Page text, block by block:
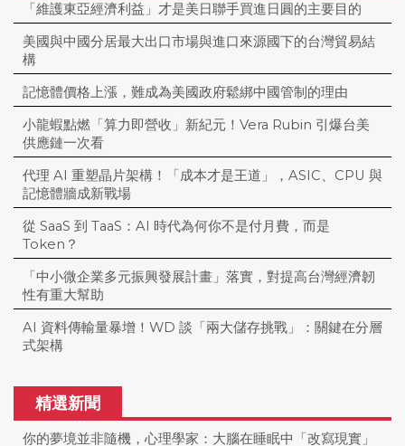
「維護東亞經濟利益」才是美日聯手買進日圓的主要目的
美國與中國分居最大出口市場與進口來源國下的台灣貿易結
構
記憶體價格上漲，難成為美國政府鬆綁中國管制的理由
小龍蝦點燃「算力即營收」新紀元！Vera Rubin 引爆台美
供應鏈一次看
代理 AI 重塑晶片架構！「成本才是王道」，ASIC、CPU 與
記憶體牆成新戰場
從 SaaS 到 TaaS：AI 時代為何你不是付月費，而是
Token？
「中小微企業多元振興發展計畫」落實，對提高台灣經濟韌
性有重大幫助
AI 資料傳輸量暴增！WD 談「兩大儲存挑戰」：關鍵在分層
式架構
精選新聞
你的夢境並非隨機，心理學家：大腦在睡眠中「改寫現實」